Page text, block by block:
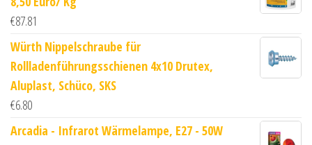
€87.81
Würth Nippelschraube für
Rollladenführungsschienen 4x10 Drutex,
Aluplast, Schüco, SKS
€6.80
Arcadia - Infrarot Wärmelampe, E27 - 50W